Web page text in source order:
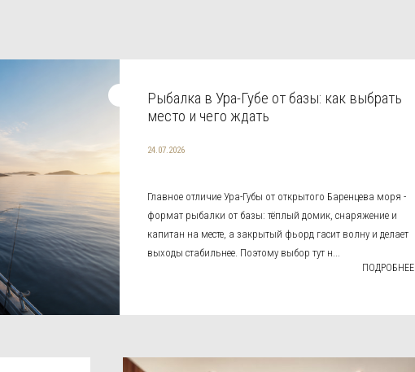
Рыбалка в Ура-Губе от базы: как выбрать
место и чего ждать
24.07.2026
Главное отличие Ура-Губы от открытого Баренцева моря -
формат рыбалки от базы: тёплый домик, снаряжение и
капитан на месте, а закрытый фьорд гасит волну и делает
выходы стабильнее. Поэтому выбор тут н...
ПОДРОБНЕЕ